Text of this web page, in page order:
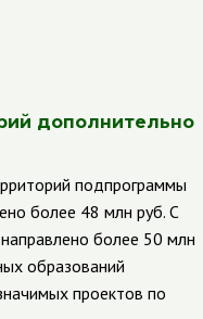
дополнительно
подпрограммы
более 48 млн руб. С
более 50 млн
образований
проектов по